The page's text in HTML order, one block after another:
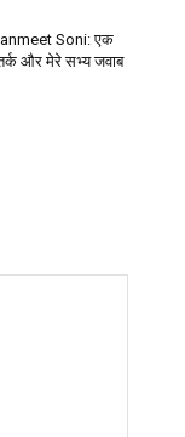
Soni: एक
और मेरे सभ्य जवाब